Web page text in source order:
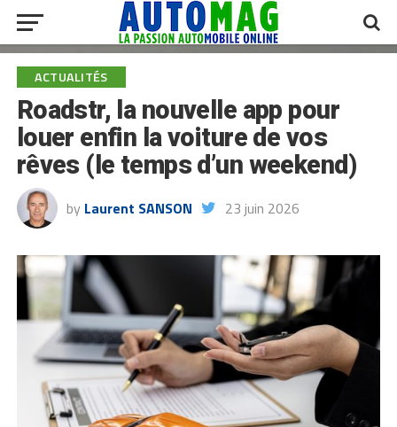
ACTUALITÉS
Roadstr, la nouvelle app pour
louer enfin la voiture de vos
rêves (le temps d’un weekend)
by Laurent SANSON 23 juin 2026